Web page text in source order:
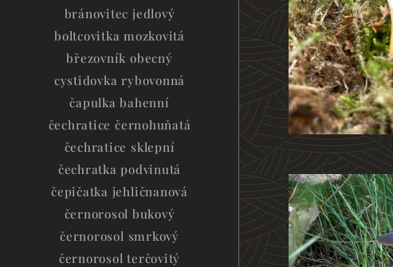
bránovitec jedlový
boltcovitka mozkovitá
březovník obecný
cystidovka rybovonná
čapulka bahenní
čechratice černohuňatá
čechratice sklepní
čechratka podvinutá
čepičatka jehličnanová
černorosol bukový
černorosol smrkový
černorosol terčovitý